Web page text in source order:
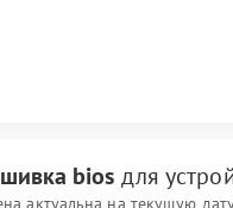
bios для
актуальна на текущую